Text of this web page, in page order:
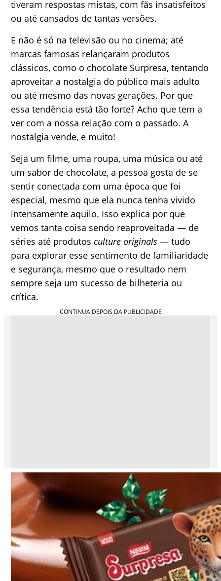
tiveram respostas mistas, com fãs insatisfeitos
ou até cansados de tantas versões.
E não é só na televisão ou no cinema; até
marcas famosas relançaram produtos
clássicos, como o chocolate Surpresa, tentando
aproveitar a nostalgia do público mais adulto
ou até mesmo das novas gerações. Por que
essa tendência está tão forte? Acho que tem a
ver com a nossa relação com o passado. A
nostalgia vende, e muito!
Seja um filme, uma roupa, uma música ou até
um sabor de chocolate, a pessoa gosta de se
sentir conectada com uma época que foi
especial, mesmo que ela nunca tenha vivido
intensamente aquilo. Isso explica por que
vemos tanta coisa sendo reaproveitada — de
séries até produtosculture originals — tudo
para explorar esse sentimento de familiaridade
e segurança, mesmo que o resultado nem
sempre seja um sucesso de bilheteria ou
crítica.